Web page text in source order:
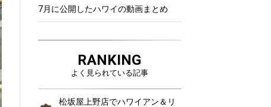
7月に公開したハワイの動画まとめ
RANKING
よく見られている記事
松坂屋上野店でハワイアン＆リ